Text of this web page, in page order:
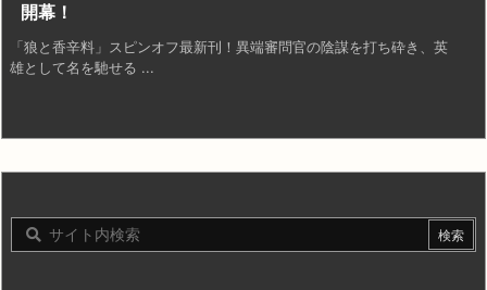
開幕！
「狼と香辛料」スピンオフ最新刊！異端審問官の陰謀を打ち砕き、英
雄として名を馳せる ...